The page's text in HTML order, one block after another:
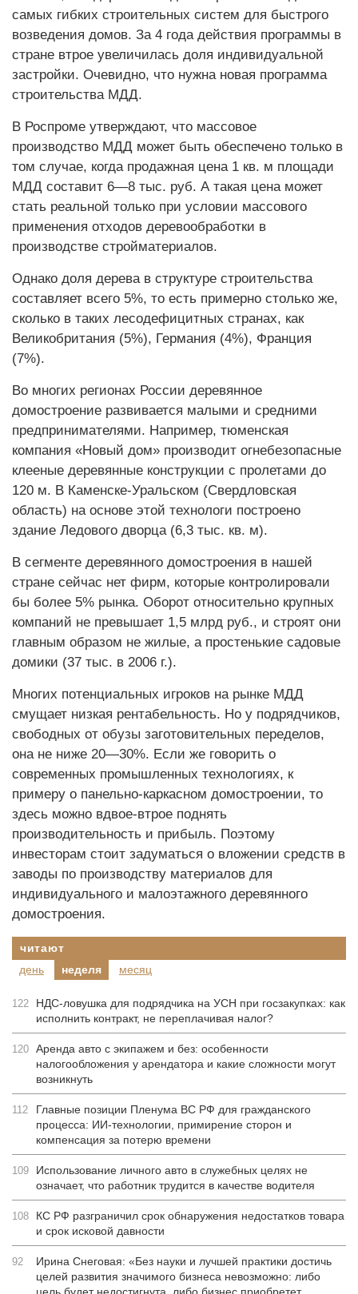
самых гибких строительных систем для быстрого
возведения домов. За 4 года действия программы в
стране втрое увеличилась доля индивидуальной
застройки. Очевидно, что нужна новая программа
строительства МДД.
В Роспроме утверждают, что массовое
производство МДД может быть обеспечено только в
том случае, когда продажная цена 1 кв. м площади
МДД составит 6—8 тыс. руб. А такая цена может
стать реальной только при условии массового
применения отходов деревообработки в
производстве стройматериалов.
Однако доля дерева в структуре строительства
составляет всего 5%, то есть примерно столько же,
сколько в таких лесодефицитных странах, как
Великобритания (5%), Германия (4%), Франция
(7%).
Во многих регионах России деревянное
домостроение развивается малыми и средними
предпринимателями. Например, тюменская
компания «Новый дом» производит огнебезопасные
клееные деревянные конструкции с пролетами до
120 м. В Каменске-Уральском (Свердловская
область) на основе этой технологи построено
здание Ледового дворца (6,3 тыс. кв. м).
В сегменте деревянного домостроения в нашей
стране сейчас нет фирм, которые контролировали
бы более 5% рынка. Оборот относительно крупных
компаний не превышает 1,5 млрд руб., и строят они
главным образом не жилые, а простенькие садовые
домики (37 тыс. в 2006 г.).
Многих потенциальных игроков на рынке МДД
смущает низкая рентабельность. Но у подрядчиков,
свободных от обузы заготовительных переделов,
она не ниже 20—30%. Если же говорить о
современных промышленных технологиях, к
примеру о панельно-каркасном домостроении, то
здесь можно вдвое-втрое поднять
производительность и прибыль. Поэтому
инвесторам стоит задуматься о вложении средств в
заводы по производству материалов для
индивидуального и малоэтажного деревянного
домостроения.
читают
день
неделя месяц
122
НДС-ловушка для подрядчика на УСН при госзакупках: как
исполнить контракт, не переплачивая налог?
120 Аренда авто с экипажем и без: особенности
налогообложения у арендатора и какие сложности могут
возникнуть
112
Главные позиции Пленума ВС РФ для гражданского
процесса: ИИ-технологии, примирение сторон и
компенсация за потерю времени
109
Использование личного авто в служебных целях не
означает, что работник трудится в качестве водителя
108
КС РФ разграничил срок обнаружения недостатков товара
и срок исковой давности
92
Ирина Снеговая: «Без науки и лучшей практики достичь
целей развития значимого бизнеса невозможно: либо